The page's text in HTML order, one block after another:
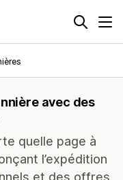
avec des
quelle page à
l’expédition
et des offres